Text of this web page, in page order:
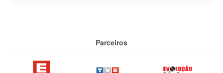
Parceiros